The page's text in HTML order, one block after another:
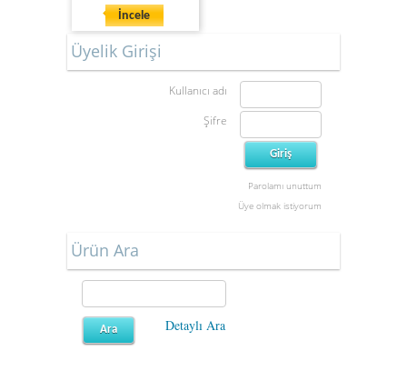
İncele
Üyelik Girişi
Kullanıcı adı
Şifre
Parolamı unuttum
Üye olmak istiyorum
Ürün Ara
Detaylı Ara